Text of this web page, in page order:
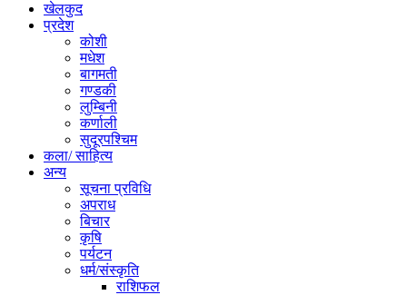
खेलकुद
प्रदेश
कोशी
मधेश
बागमती
गण्डकी
लुम्बिनी
कर्णाली
सुदूरपश्चिम
कला/ साहित्य
अन्य
सूचना प्रविधि
अपराध
बिचार
कृषि
पर्यटन
धर्म/संस्कृति
राशिफल